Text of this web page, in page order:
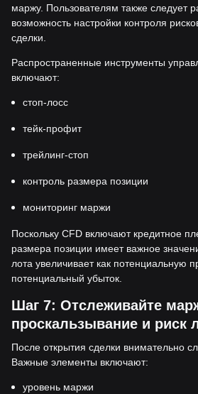
маржу. Пользователям также следует
возможность настройки контроля
сделки.
Распространенные инструменты
включают:
стоп-лосс
тейк-профит
трейлинг-стоп
контроль размера позиции
мониторинг маржи
Поскольку CFD включают кредитное
размера позиции имеет важное
лота увеличивает как потенциальную
потенциальный убыток.
Шаг 7: Отслеживайте
проскальзывание и риск
После открытия сделки внимательно
Важные элементы включают:
уровень маржи